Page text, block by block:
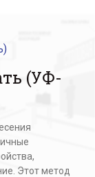
(УФ-
Этот метод